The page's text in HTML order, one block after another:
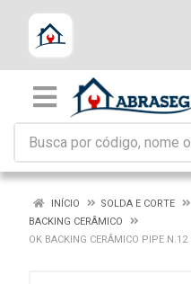
INÍCIO
SOLDA E CORTE
BACKING CERÂMICO
OK BACKING CERÂMICO PIPE